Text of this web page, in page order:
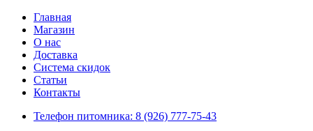
Главная
Магазин
О нас
Доставка
Система скидок
Статьи
Контакты
Телефон питомника: 8 (926) 777-75-43